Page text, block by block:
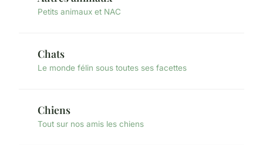
Petits animaux et NAC
Chats
Le monde félin sous toutes ses facettes
Chiens
Tout sur nos amis les chiens